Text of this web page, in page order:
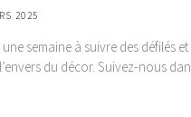
2025
une semaine à suivre des défilés
du décor. Suivez-nous